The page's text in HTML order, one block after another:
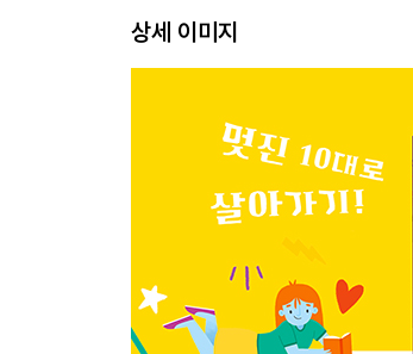
건강 관리 36
중요한 날 대비하기 38
창의력 발휘하기 58
유능한 탐정 60
비판적 자세 62
친절의 중요성 64
황금 울타리가 되어 주는 사람들 68
자료 출처 70
찾아보기 72
상세 이미지